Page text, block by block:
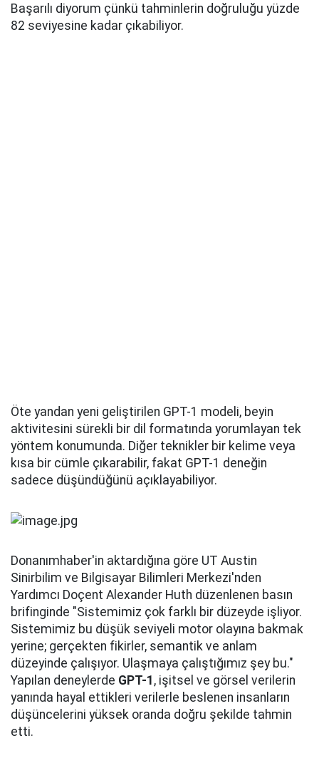
Başarılı diyorum çünkü tahminlerin doğruluğu yüzde
82 seviyesine kadar çıkabiliyor.
Öte yandan yeni geliştirilen GPT-1 modeli, beyin
aktivitesini sürekli bir dil formatında yorumlayan tek
yöntem konumunda. Diğer teknikler bir kelime veya
kısa bir cümle çıkarabilir, fakat GPT-1 deneğin
sadece düşündüğünü açıklayabiliyor.
Donanımhaber'in aktardığına göre UT Austin
Sinirbilim ve Bilgisayar Bilimleri Merkezi'nden
Yardımcı Doçent Alexander Huth düzenlenen basın
brifinginde "Sistemimiz çok farklı bir düzeyde işliyor.
Sistemimiz bu düşük seviyeli motor olayına bakmak
yerine; gerçekten fikirler, semantik ve anlam
düzeyinde çalışıyor. Ulaşmaya çalıştığımız şey bu."
Yapılan deneylerde GPT-1 , işitsel ve görsel verilerin
yanında hayal ettikleri verilerle beslenen insanların
düşüncelerini yüksek oranda doğru şekilde tahmin
etti.